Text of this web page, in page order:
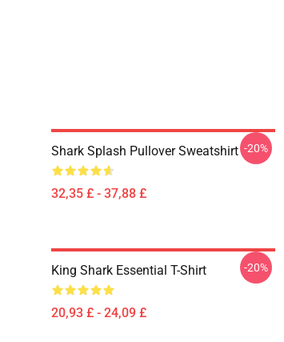
Shark Splash Pullover Sweatshirt
32,35 £ - 37,88 £
-20%
King Shark Essential T-Shirt
20,93 £ - 24,09 £
-20%